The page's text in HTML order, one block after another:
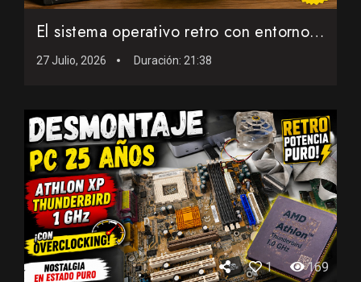
El sistema operativo retro con entorno gráfico que cabe en ...
27 Julio, 2026 Duración: 21:38
1 169